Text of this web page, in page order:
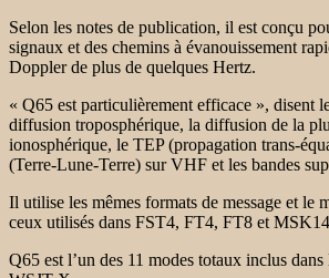
Selon les notes de publication, il est conçu
signaux et des chemins à évanouissement
Doppler de plus de quelques Hertz.
« Q65 est particulièrement efficace », disent
diffusion troposphérique, la diffusion de la
ionosphérique, le TEP (propagation trans-
(Terre-Lune-Terre) sur VHF et les bandes
Il utilise les mêmes formats de message et le
ceux utilisés dans FST4, FT4, FT8 et
Q65 est l’un des 11 modes totaux inclus